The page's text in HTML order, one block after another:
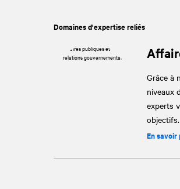
Domaines d'expertise reliés
Grâce à
niveaux
experts
objectifs.
En